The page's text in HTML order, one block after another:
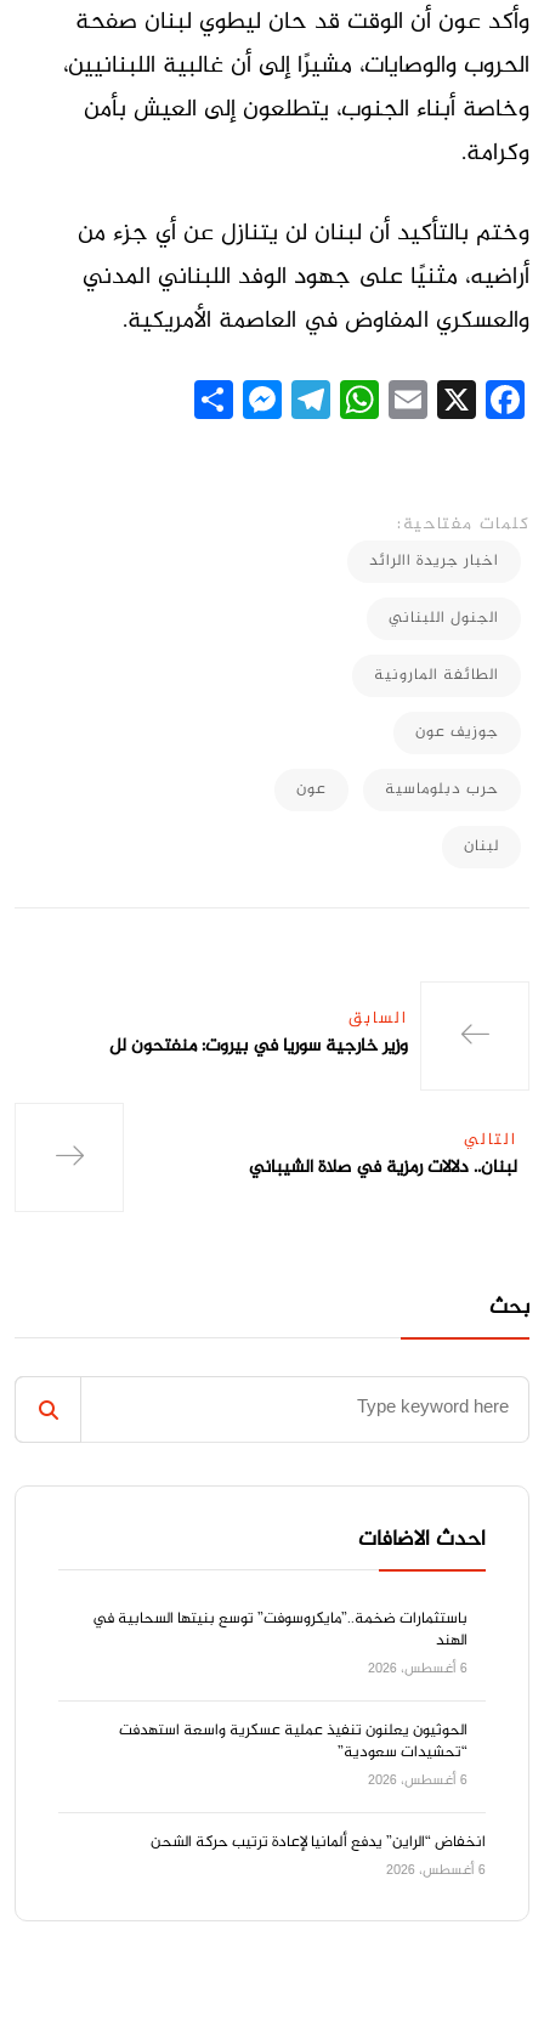
وأكد عون أن الوقت قد حان ليطوي لبنان صفحة
الحروب والوصايات، مشيرًا إلى أن غالبية اللبنانيين،
وخاصة أبناء الجنوب، يتطلعون إلى العيش بأمن
وكرامة.
وختم بالتأكيد أن لبنان لن يتنازل عن أي جزء من
أراضيه، مثنيًا على جهود الوفد اللبناني المدني
والعسكري المفاوض في العاصمة الأمريكية.
Facebook
X
Email
WhatsApp
Telegram
Messenger
كلمات مفتاحية:
اخبار جريدة االرائد
الجنول اللبناني
الطائفة المارونية
جوزيف عون
حرب دبلوماسية عون
لبنان
السابق
وزير خارجية سوريا في بيروت: منفتحون لل
التالي
لبنان.. دلالات رمزية في صلاة الشيباني
بحث
احدث الاضافات
باستثمارات ضخمة..”مايكروسوفت” توسع بنيتها السحابية في
الهند
6 أغسطس، 2026
الحوثيون يعلنون تنفيذ عملية عسكرية واسعة استهدفت
“تحشيدات سعودية”
6 أغسطس، 2026
انخفاض “الراين” يدفع ألمانيا لإعادة ترتيب حركة الشحن
6 أغسطس، 2026